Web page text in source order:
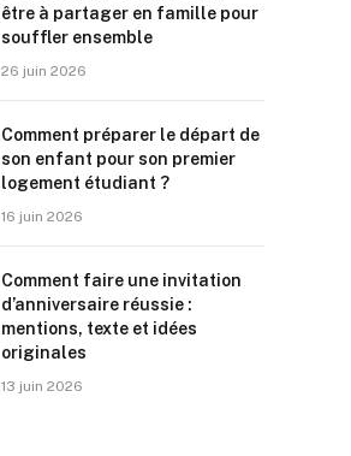
être à partager en famille pour
souffler ensemble
26 juin 2026
Comment préparer le départ de
son enfant pour son premier
logement étudiant ?
16 juin 2026
Comment faire une invitation
d’anniversaire réussie :
mentions, texte et idées
originales
13 juin 2026